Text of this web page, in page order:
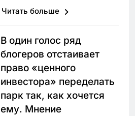
Читать больше
В один голос ряд
блогеров отстаивает
право «ценного
инвестора» переделать
парк так, как хочется
ему. Мнение